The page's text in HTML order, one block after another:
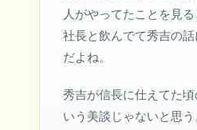
人がやってたことを見
社長と飲んでて秀吉の
だよね。
秀吉が信長に仕えてた
いう美談じゃないと思